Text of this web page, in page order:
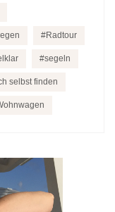
Radtour
segeln
selbst finden